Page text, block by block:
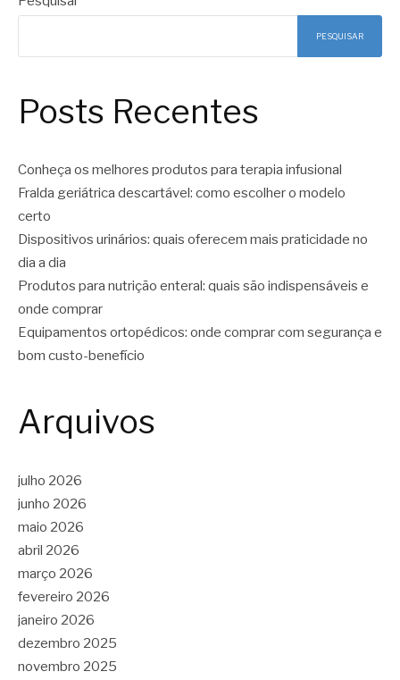
PESQUISAR
Posts Recentes
Conheça os melhores produtos para terapia infusional
Fralda geriátrica descartável: como escolher o modelo
certo
Dispositivos urinários: quais oferecem mais praticidade no
dia a dia
Produtos para nutrição enteral: quais são indispensáveis e
onde comprar
Equipamentos ortopédicos: onde comprar com segurança e
bom custo-benefício
Arquivos
julho 2026
junho 2026
maio 2026
abril 2026
março 2026
fevereiro 2026
janeiro 2026
dezembro 2025
novembro 2025